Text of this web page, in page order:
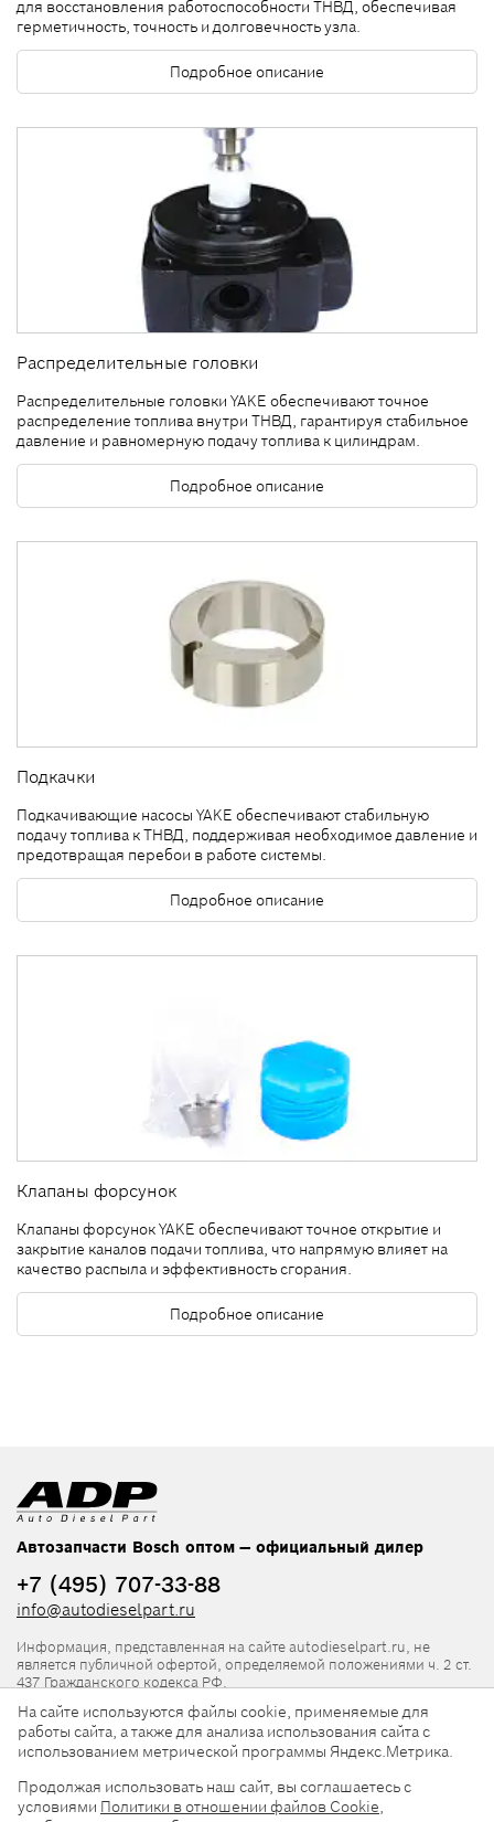
для восстановления работоспособности ТНВД, обеспечивая
герметичность, точность и долговечность узла.
Подробное описание
Распределительные головки
Распределительные головки YAKE обеспечивают точное
распределение топлива внутри ТНВД, гарантируя стабильное
давление и равномерную подачу топлива к цилиндрам.
Подробное описание
Подкачки
Подкачивающие насосы YAKE обеспечивают стабильную
подачу топлива к ТНВД, поддерживая необходимое давление и
предотвращая перебои в работе системы.
Подробное описание
Клапаны форсунок
Клапаны форсунок YAKE обеспечивают точное открытие и
закрытие каналов подачи топлива, что напрямую влияет на
качество распыла и эффективность сгорания.
Подробное описание
Автозапчасти Bosch оптом — официальный дилер
+7 (495) 707-33-88
info@autodieselpart.ru
Информация, представленная на сайте autodieselpart.ru, не
является публичной офертой, определяемой положениями ч. 2 ст.
437 Гражданского кодекса РФ.
Нормативная документация
ADP в социальных сетях
На сайте используются файлы cookie, применяемые для
работы сайта, а также для анализа использования сайта с
использованием метрической программы Яндекс.Метрика.
Продолжая использовать наш сайт, вы соглашаетесь с
условиями Политики в отношении файлов Cookie,